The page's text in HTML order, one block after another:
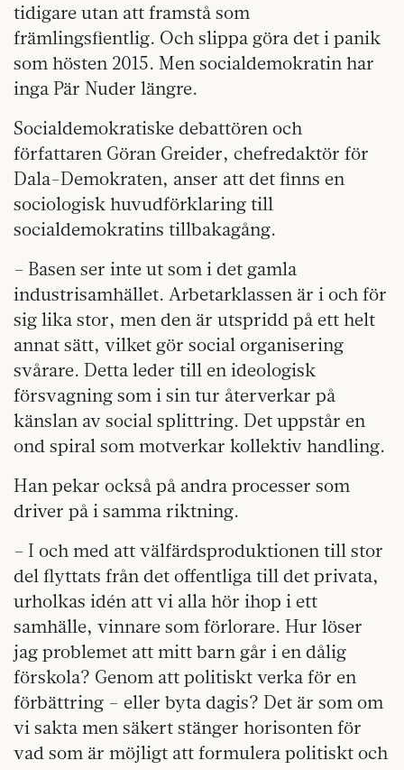
tidigare utan att framstå som
främlingsfientlig. Och slippa göra det i panik
som hösten 2015. Men socialdemokratin har
inga Pär Nuder längre.
Socialdemokratiske debattören och
författaren Göran Greider, chefredaktör för
Dala-Demokraten, anser att det finns en
sociologisk huvudförklaring till
socialdemokratins tillbakagång.
– Basen ser inte ut som i det gamla
industrisamhället. Arbetarklassen är i och för
sig lika stor, men den är utspridd på ett helt
annat sätt, vilket gör social organisering
svårare. Detta leder till en ideologisk
försvagning som i sin tur återverkar på
känslan av social splittring. Det uppstår en
ond spiral som motverkar kollektiv handling.
Han pekar också på andra processer som
driver på i samma riktning.
– I och med att välfärdsproduktionen till stor
del flyttats från det offentliga till det privata,
urholkas idén att vi alla hör ihop i ett
samhälle, vinnare som förlorare. Hur löser
jag problemet att mitt barn går i en dålig
förskola? Genom att politiskt verka för en
förbättring – eller byta dagis? Det är som om
vi sakta men säkert stänger horisonten för
vad som är möjligt att formulera politiskt och